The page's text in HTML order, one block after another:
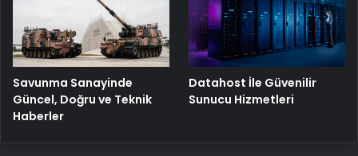
Savunma Sanayinde
Güncel, Doğru ve Teknik
Haberler
Datahost İle Güvenilir
Sunucu Hizmetleri